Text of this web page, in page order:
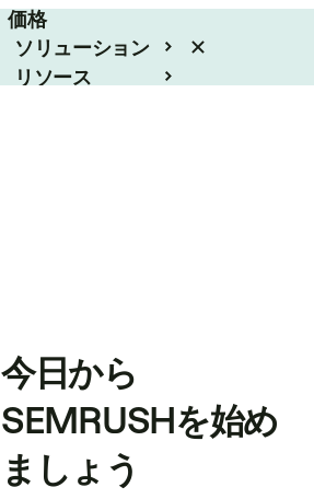
価格
ソリューション
リソース
今日から
SEMRUSHを始め
ましょう